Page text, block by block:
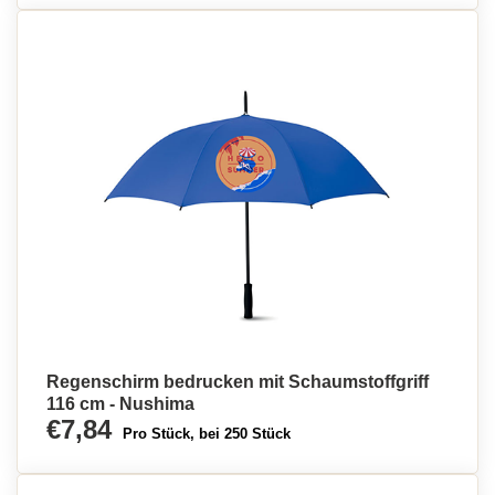
Regenschirm bedrucken mit Schaumstoffgriff
116 cm - Nushima
€7,84 Pro Stück, bei 250 Stück